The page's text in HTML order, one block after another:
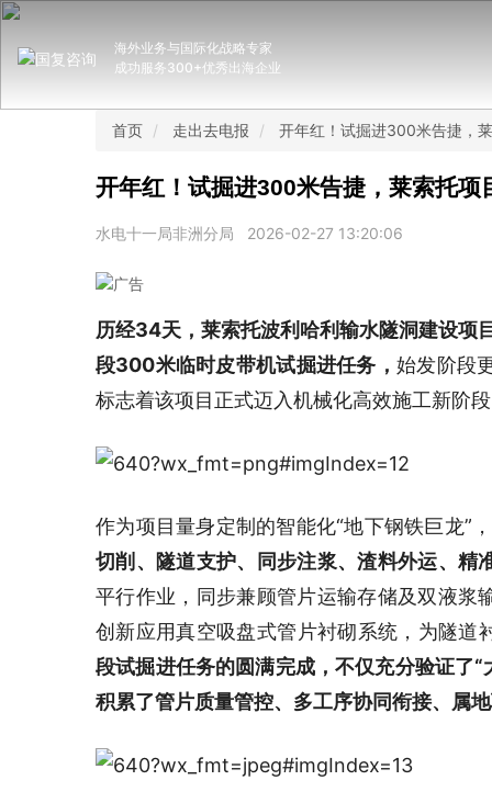
海外业务与国际化战略专家
成功服务300+优秀出海企业
首页 走出去电报 开年红！试掘进300米告捷，
开年红！试掘进300米告捷，莱索托项
水电十一局非洲分局 2026-02-27 13:20:06
历经34天，莱索托波利哈利输水隧洞建设项
段300米临时皮带机试掘进任务， 始发阶段
标志着该项目正式迈入机械化高效施工新阶
作为项目量身定制的智能化“地下钢铁巨龙”，
切削、隧道支护、同步注浆、渣料外运、精
平行作业，同步兼顾管片运输存储及双液浆
创新应用真空吸盘式管片衬砌系统，为隧道
段试掘进任务的圆满完成，不仅充分验证了
积累了管片质量管控、多工序协同衔接、属